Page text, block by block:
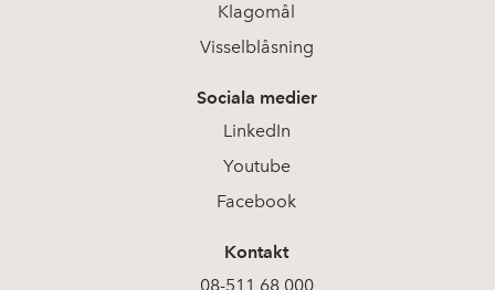
Klagomål
Visselblåsning
Sociala medier
LinkedIn
Youtube
Facebook
Kontakt
08-511 68 000